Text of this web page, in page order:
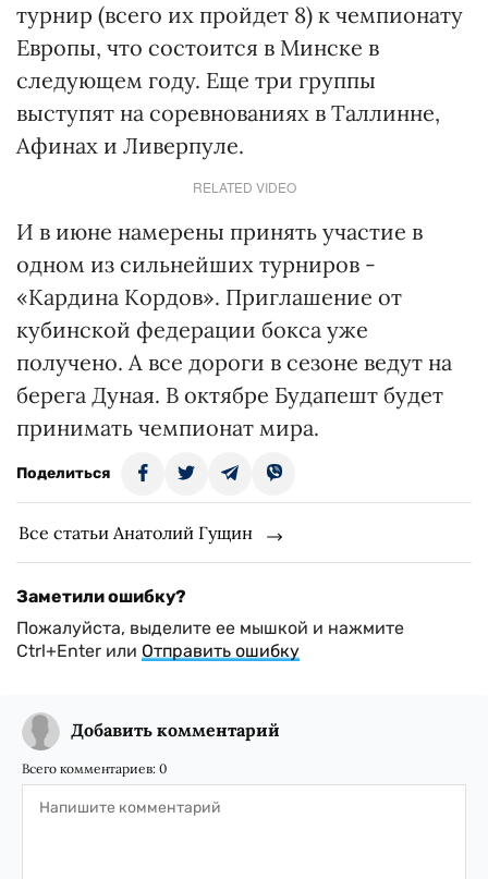
турнир (всего их пройдет 8) к чемпионату
Европы, что состоится в Минске в
следующем году. Еще три группы
выступят на соревнованиях в Таллинне,
Афинах и Ливерпуле.
RELATED VIDEO
И в июне намерены принять участие в
одном из сильнейших турниров -
«Кардина Кордов». Приглашение от
кубинской федерации бокса уже
получено. А все дороги в сезоне ведут на
берега Дуная. В октябре Будапешт будет
принимать чемпионат мира.
Поделиться
Все статьи Анатолий Гущин
Заметили ошибку?
Пожалуйста, выделите ее мышкой и нажмите
Ctrl+Enter или Отправить ошибку
Добавить комментарий
Всего комментариев: 0